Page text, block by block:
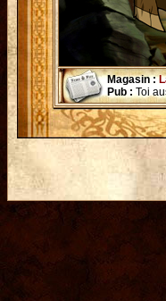
Magasin :
Pub : Toi